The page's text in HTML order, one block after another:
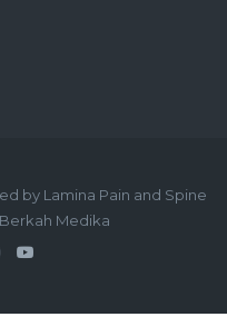
by Lamina Pain and Spine
Medika